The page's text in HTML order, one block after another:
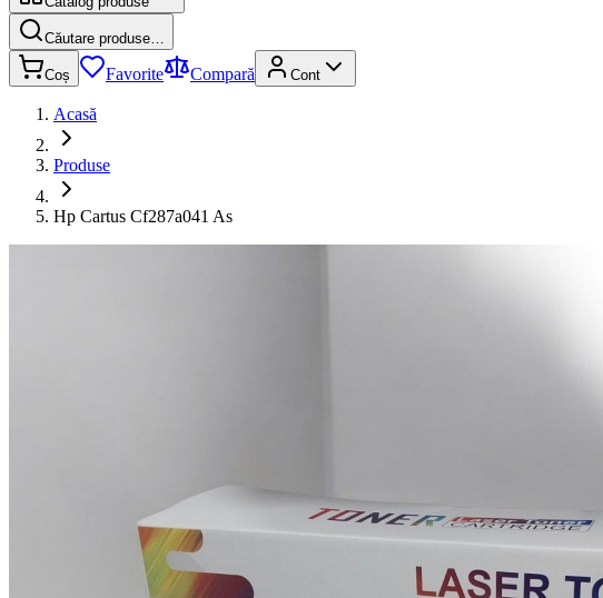
Căutare produse…
Coș Favorite Compară Cont
Acasă
Produse
Hp Cartus Cf287a041 As